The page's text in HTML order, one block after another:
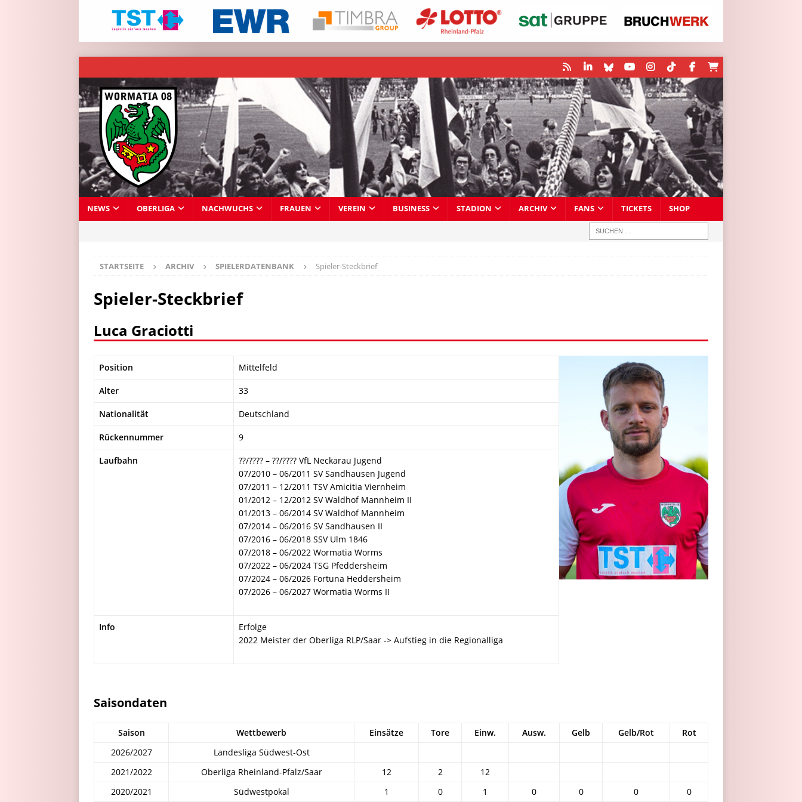
NEWS OBERLIGA NACHWUCHS FRAUEN VEREIN BUSINESS STADION ARCHIV FANS TICKETS SHOP
STARTSEITE ARCHIV SPIELERDATENBANK Spieler-Steckbrief
Spieler-Steckbrief
Luca Graciotti
Position Mittelfeld
Alter 33
Nationalität Deutschland
Rückennummer 9
Laufbahn
??/???? – ??/???? VfL Neckarau Jugend
07/2010 – 06/2011 SV Sandhausen Jugend
07/2011 – 12/2011 TSV Amicitia Viernheim
01/2012 – 12/2012 SV Waldhof Mannheim II
01/2013 – 06/2014 SV Waldhof Mannheim
07/2014 – 06/2016 SV Sandhausen II
07/2016 – 06/2018 SSV Ulm 1846
07/2018 – 06/2022 Wormatia Worms
07/2022 – 06/2024 TSG Pfeddersheim
07/2024 – 06/2026 Fortuna Heddersheim
07/2026 – 06/2027 Wormatia Worms II
Info
Erfolge
2022 Meister der Oberliga RLP/Saar -> Aufstieg in die Regionalliga
Saisondaten
Saison Wettbewerb Einsätze Tore Einw. Ausw. Gelb Gelb/Rot
Rot
2026/2027
Landesliga Südwest-Ost
2021/2022
Oberliga Rheinland-Pfalz/Saar 12 2
12
2020/2021
Südwestpokal 1 0 1 0 0 0 0